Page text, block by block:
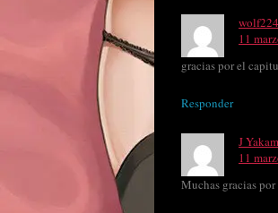
wolf224
11
gracias por el
Responder
J
11
Muchas gracias